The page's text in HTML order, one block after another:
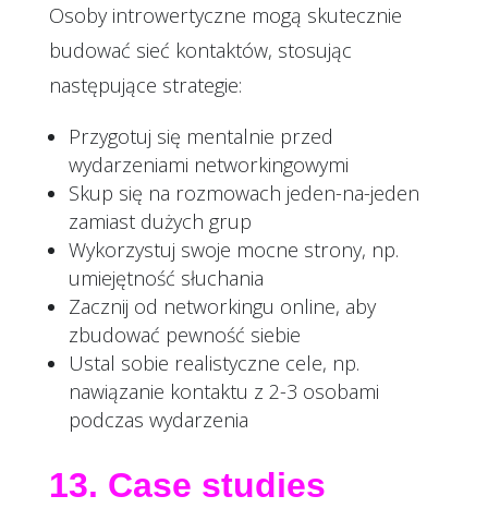
Osoby introwertyczne mogą skutecznie
budować sieć kontaktów, stosując
następujące strategie:
Przygotuj się mentalnie przed
wydarzeniami networkingowymi
Skup się na rozmowach jeden-na-jeden
zamiast dużych grup
Wykorzystuj swoje mocne strony, np.
umiejętność słuchania
Zacznij od networkingu online, aby
zbudować pewność siebie
Ustal sobie realistyczne cele, np.
nawiązanie kontaktu z 2-3 osobami
podczas wydarzenia
13. Case studies